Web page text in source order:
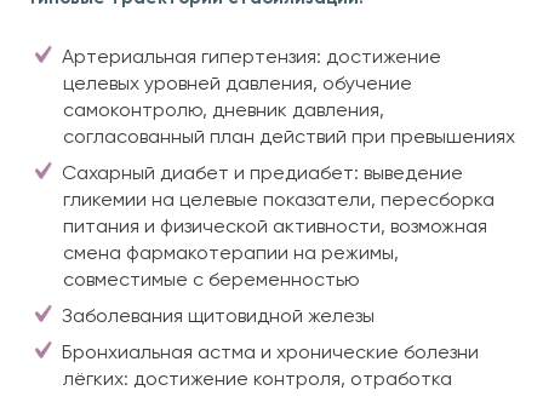
Артериальная гипертензия: достижение
целевых уровней давления, обучение
самоконтролю, дневник давления,
согласованный план действий при превышениях
Сахарный диабет и предиабет: выведение
гликемии на целевые показатели, пересборка
питания и физической активности, возможная
смена фармакотерапии на режимы,
совместимые с беременностью
Заболевания щитовидной железы
Бронхиальная астма и хронические болезни
лёгких: достижение контроля, отработка